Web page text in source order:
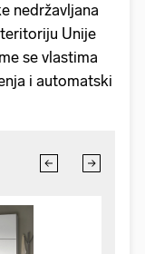
nedržavljana
Unije
se vlastima
i automatski